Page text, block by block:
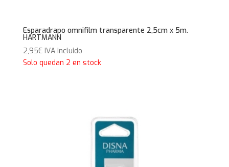
Esparadrapo omnifilm transparente 2,5cm x 5m.
HARTMANN
2,95€ IVA Incluido
Solo quedan 2 en stock